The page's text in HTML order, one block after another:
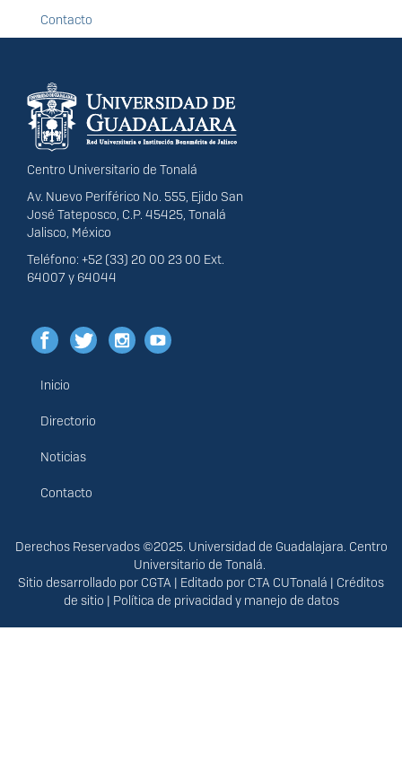
Contacto
Información del
portal
Centro Universitario de Tonalá
Av. Nuevo Periférico No. 555, Ejido San
José Tateposco, C.P. 45425, Tonalá
Jalisco, México
Teléfono: +52 (33) 20 00 23 00 Ext.
64007 y 64044
Menú
principal
Inicio
Directorio
Noticias
Contacto
Derechos
Derechos Reservados ©2025. Universidad de Guadalajara. Centro
Universitario de Tonalá.
Sitio desarrollado por CGTA | Editado por CTA CUTonalá | Créditos
de sitio | Política de privacidad y manejo de datos